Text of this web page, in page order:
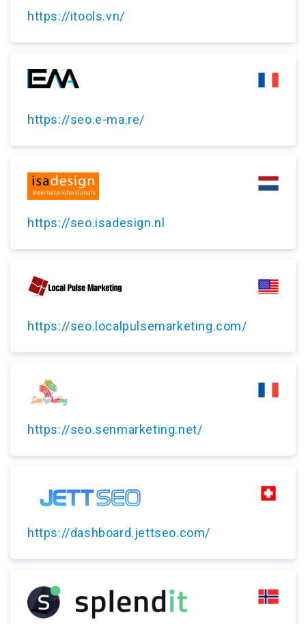
https://itools.vn/
https://seo.e-ma.re/
https://seo.isadesign.nl
https://seo.localpulsemarketing.com/
https://seo.senmarketing.net/
https://dashboard.jettseo.com/